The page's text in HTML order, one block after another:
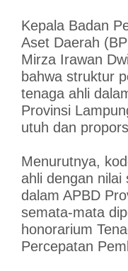
Kepala Badan
Aset Daerah
Mirza Irawan
bahwa struktur
tenaga ahli
Provinsi
utuh dan
Menurutnya,
ahli dengan nilai
dalam APBD
semata-mata
honorarium
Percepatan